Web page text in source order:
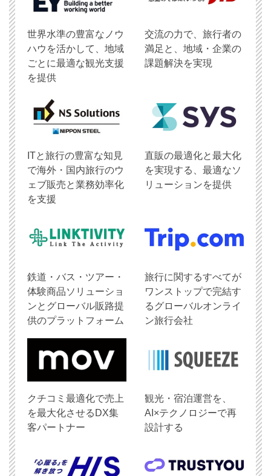
世界水準の豊富なノウ
ハウを活かして、地域
ごとに最適な観光支援
を提供
交流の力で、旅行者の
満足と、地域・企業の
課題解決を実現
ITと旅行の豊富な知見
で海外・国内旅行のウ
ェブ販売と業務効率化
を支援
直販の最適化と最大化
を実現する、最適なソ
リューションを提供
鉄道・バス・ツアー・
体験商品ソリューショ
ンとグローバル販路提
供のプラットフォーム
旅行に関するすべてが
ワンストップで完結す
るグローバルオンライ
ン旅行会社
クチコミ最適化で売上
を最大化させるDX集
客パートナー
観光・宿泊運営を、
AI×テクノロジーで再
設計する